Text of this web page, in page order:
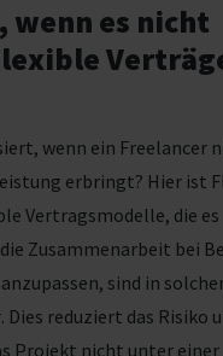
wenn es nicht
wenn ein Freelancer
erbringt? Hier ist
Vertragsmodelle, die es
Zusammenarbeit bei
sind in
Dies reduziert das Risiko
Projekt nicht unter einer